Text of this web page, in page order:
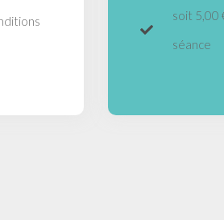
soit 5,00
séance